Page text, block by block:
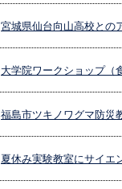
宮城県仙台向山高校との
大学院ワークショップ（
福島市ツキノワグマ防災
夏休み実験教室にサイエ